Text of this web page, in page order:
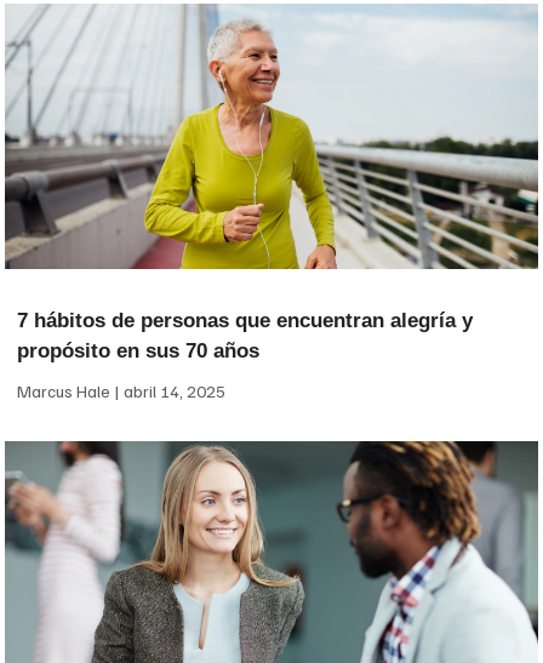
7 hábitos de personas que encuentran alegría y
propósito en sus 70 años
Marcus Hale abril 14, 2025